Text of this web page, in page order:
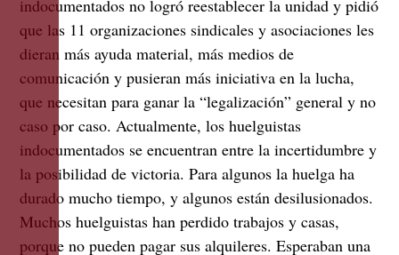
indocumentados no logró reestablecer la unidad y pidió
que las 11 organizaciones sindicales y asociaciones les
dieran más ayuda material, más medios de
comunicación y pusieran más iniciativa en la lucha,
que necesitan para ganar la “legalización” general y no
caso por caso. Actualmente, los huelguistas
indocumentados se encuentran entre la incertidumbre y
la posibilidad de victoria. Para algunos la huelga ha
durado mucho tiempo, y algunos están desilusionados.
Muchos huelguistas han perdido trabajos y casas,
porque no pueden pagar sus alquileres. Esperaban una